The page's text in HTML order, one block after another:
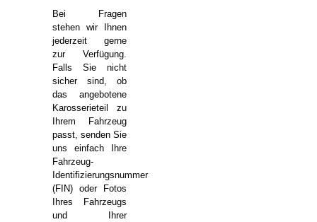
Bei Fragen
stehen wir Ihnen
jederzeit gerne
zur Verfügung.
Falls Sie nicht
sicher sind, ob
das angebotene
Karosserieteil zu
Ihrem Fahrzeug
passt, senden Sie
uns einfach Ihre
Fahrzeug-
Identifizierungsnummer
(FIN) oder Fotos
Ihres Fahrzeugs
und Ihrer